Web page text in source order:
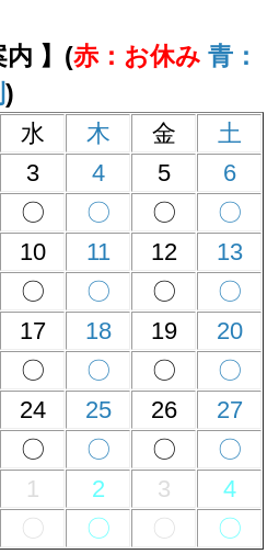
内 】(赤：お休み 青：
)
水 木 金
土
3 4 5
6
〇 〇 〇
〇
10 11 12
13
〇 〇 〇
〇
17 18 19
20
〇 〇 〇
〇
24 25 26
27
〇 〇 〇
〇
1 2 3
4
〇 〇 〇 〇